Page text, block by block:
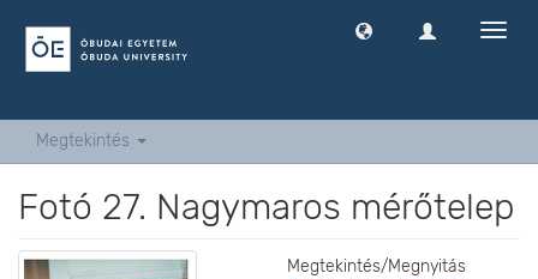
Megtekintés
Fotó 27. Nagymaros mérőtelep
Megtekintés/Megnyitás